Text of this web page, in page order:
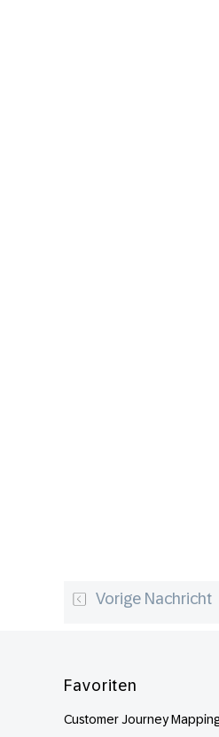
Vorige Nachricht
Favoriten
Customer Journey